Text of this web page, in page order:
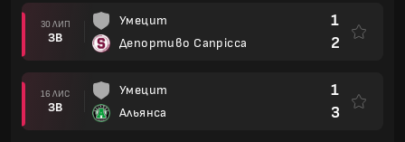
30 ЛИП
ЗВ
Умецит
Депортиво Сапрісса
1
2
16 ЛИС
ЗВ
Умецит
Альянса
1
3